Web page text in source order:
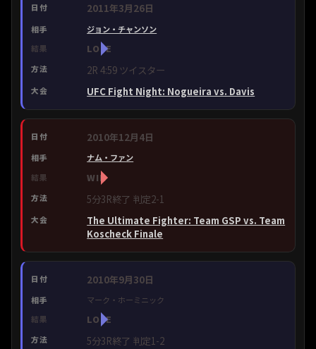
2011年3月26日
ジョン・チャンソン
LOSE
2R 4:59 ツイスター
UFC Fight Night: Nogueira vs. Davis
2010年12月4日
ナム・ファン
WIN
5分3R終了 判定2-1
The Ultimate Fighter: Team GSP vs. Team
Koscheck Finale
2010年9月30日
マーク・ホーミニック
LOSE
5分3R終了 判定1-2